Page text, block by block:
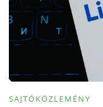
SAJTÓKÖZLEMÉNY